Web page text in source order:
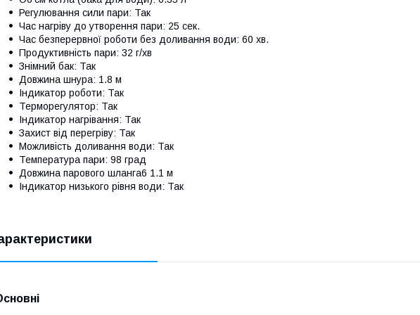
Регулювання сили пари: Так
Час нагріву до утворення пари: 25 сек.
Час безперервної роботи без доливання води: 60 хв.
Продуктивність пари: 32 г/хв
Знімний бак: Так
Довжина шнура: 1.8 м
Індикатор роботи: Так
Терморегулятор: Так
Індикатор нагрівання: Так
Захист від перегріву: Так
Можливість доливання води: Так
Температура пари: 98 град
Довжина парового шланга6 1.1 м
Індикатор низького рівня води: Так